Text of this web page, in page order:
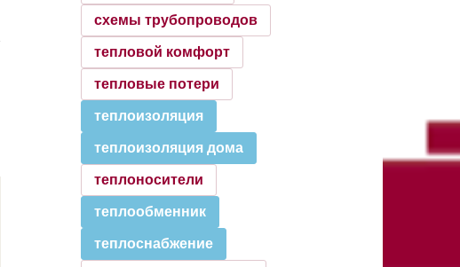
схемы трубопроводов
тепловой комфорт
тепловые потери
теплоизоляция
теплоизоляция дома
теплоносители
теплообменник
теплоснабжение